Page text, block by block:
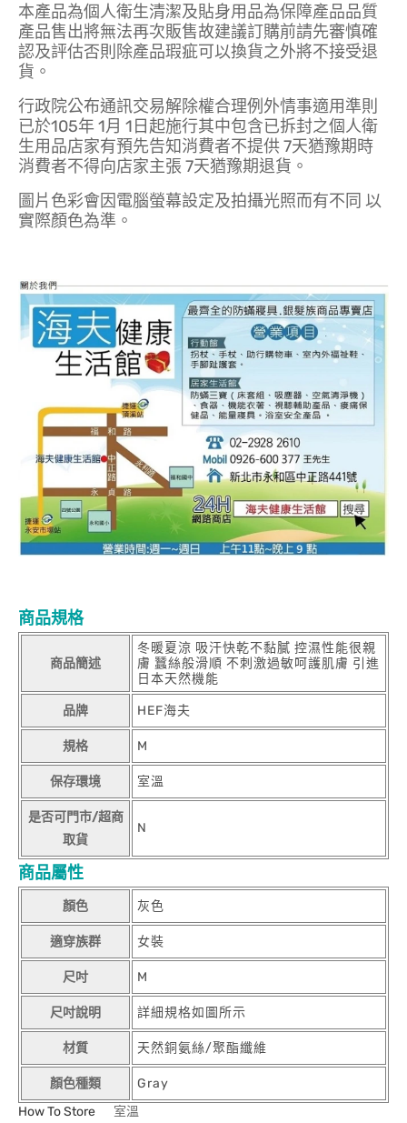
本產品為個人衛生清潔及貼身用品為保障產品品質
產品售出將無法再次販售故建議訂購前請先審慎確
認及評估否則除產品瑕疵可以換貨之外將不接受退
貨。
行政院公布通訊交易解除權合理例外情事適用準則
已於105年 1月 1日起施行其中包含已拆封之個人衛
生用品店家有預先告知消費者不提供 7天猶豫期時
消費者不得向店家主張 7天猶豫期退貨。
圖片色彩會因電腦螢幕設定及拍攝光照而有不同 以
實際顏色為準。
商品規格
商品簡述
冬暖夏涼 吸汗快乾不黏膩 控濕性能很親
膚 蠶絲般滑順 不刺激過敏呵護肌膚 引進
日本天然機能
品牌 HEF海夫
規格 M
保存環境 室溫
是否可門市/超商
取貨
N
商品屬性
顏色 灰色
適穿族群 女裝
尺吋 M
尺吋說明 詳細規格如圖所示
材質 天然銅氨絲/聚酯纖維
顏色種類
Gray
How To Store
室溫